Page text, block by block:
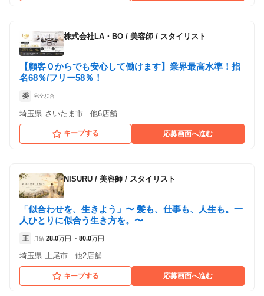
株式会社LA・BO / 美容師 / スタイリスト
【顧客０からでも安心して働けます】業界最高水準！指
名68％/フリー58％！
委 完全歩合
埼玉県 さいたま市...他6店舗
キープする 応募画面へ進む
NISURU / 美容師 / スタイリスト
「似合わせを、生きよう」〜 髪も、仕事も、人生も。一
人ひとりに似合う生き方を。〜
正 月給 28.0万円 ~ 80.0万円
埼玉県 上尾市...他2店舗
キープする 応募画面へ進む